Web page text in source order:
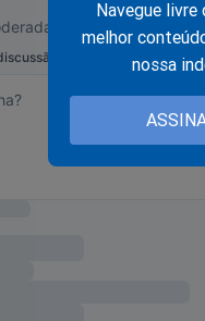
Navegue livre
melhor
nossa
nas redes sociais e
a corpo nas
perdido. Ele vai ficar